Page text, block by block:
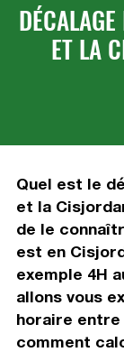
ET LA
Quel est le
et la
de le
est en
exemple 4H
allons vous
horaire entre
comment